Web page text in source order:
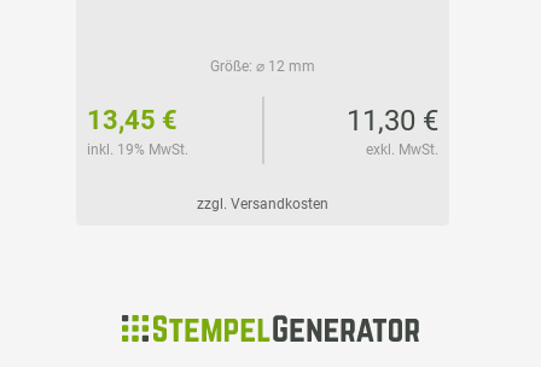
Größe: ⌀ 12 mm
13,45 €
inkl. 19% MwSt.
11,30 €
exkl. MwSt.
zzgl. Versandkosten